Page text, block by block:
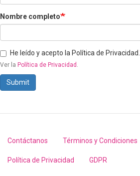
Nombre completo
He leído y acepto la Política de Privacidad.
Ver la Política de Privacidad .
Submit
Footer
menu
Contáctanos Términos y Condiciones
Política de Privacidad GDPR